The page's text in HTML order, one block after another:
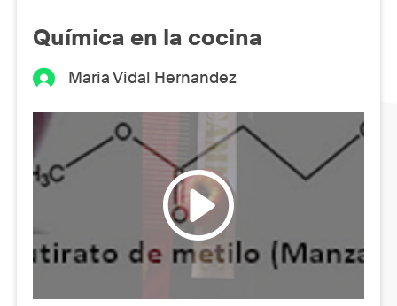
Química en la cocina
Maria Vidal Hernandez